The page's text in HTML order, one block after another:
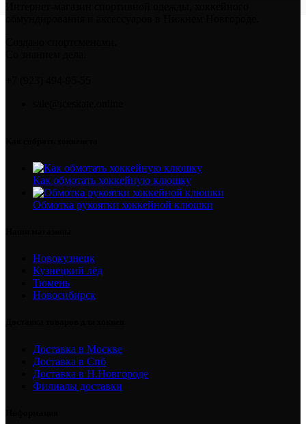
Как обмотать хоккейную клюшку
Обмотка рукоятки хоккейной клюшки
Новокузнецк
Кузнецкий лёд
Тюмень
Новосибирск
Доставка в Москве
Доставка в Спб
Доставка в Н.Новгороде
Филиалы доставки